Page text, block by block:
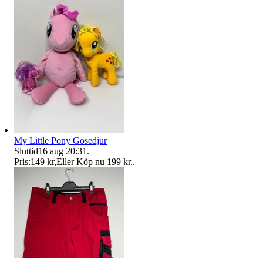
My Little Pony Gosedjur
Sluttid16 aug 20:31 .
Pris:149 kr,Eller Köp nu 199 kr,.